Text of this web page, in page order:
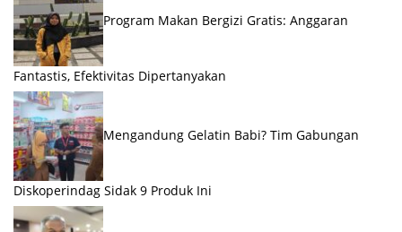
Program Makan Bergizi Gratis: Anggaran
Fantastis, Efektivitas Dipertanyakan
Mengandung Gelatin Babi? Tim Gabungan
Diskoperindag Sidak 9 Produk Ini